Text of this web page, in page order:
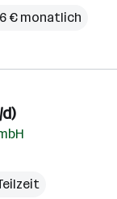
€ monatlich